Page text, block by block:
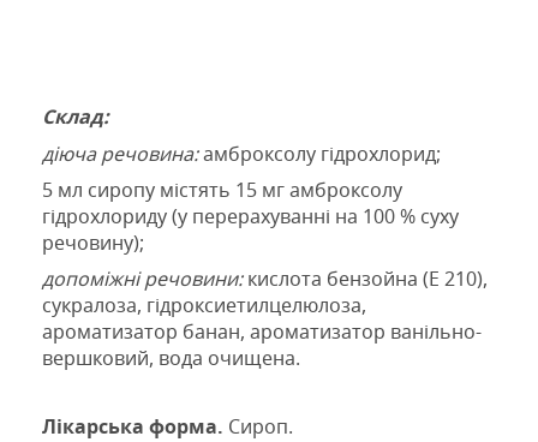
Склад:
діюча речовина:амброксолу гідрохлорид;
5 мл сиропу містять 15 мг амброксолу
гідрохлориду(у перерахуванні на 100 % суху
речовину);
допоміжні речовини:кислота бензойна (Е 210),
сукралоза, гідроксиетилцелюлоза,
ароматизатор банан, ароматизатор ванільно-
вершковий, вода очищена.
Лікарська форма. Сироп.